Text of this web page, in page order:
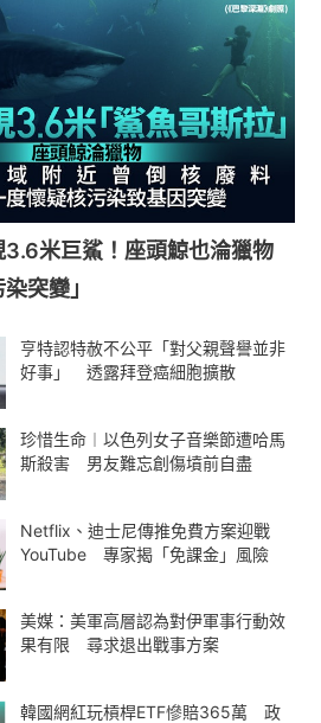
3.6米巨鯊！座頭鯨也淪獵物
突變」
亨特認特赦不公平「對父親聲譽並非
好事」 透露拜登癌細胞擴散
珍惜生命︱以色列女子音樂節遭哈馬
斯殺害 男友難忘創傷墳前自盡
Netflix、迪士尼傳推免費方案迎戰
YouTube 專家揭「免課金」風險
美媒：美軍高層認為對伊軍事行動效
果有限 尋求退出戰事方案
韓國網紅玩槓桿ETF慘賠365萬 政